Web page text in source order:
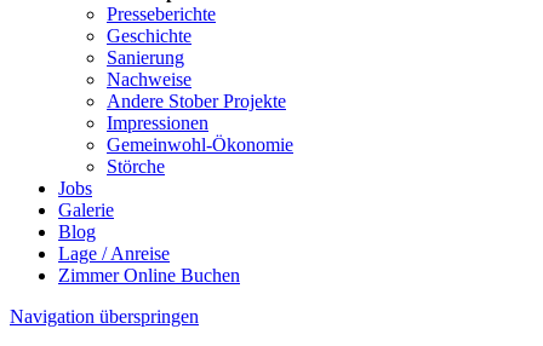
Presseberichte
Geschichte
Sanierung
Nachweise
Andere Stober Projekte
Impressionen
Gemeinwohl-Ökonomie
Störche
Jobs
Galerie
Blog
Lage / Anreise
Zimmer Online Buchen
Navigation überspringen